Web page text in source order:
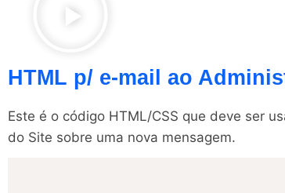
HTML p/ e-mail ao
Este é o código HTML/CSS que deve ser
do Site sobre uma nova mensagem.